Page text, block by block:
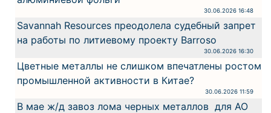
30.06.2026 16:48
Savannah Resources преодолела судебный запрет
на работы по литиевому проекту Barroso
30.06.2026 16:30
Цветные металлы не слишком впечатлены ростом
промышленной активности в Китае?
30.06.2026 11:59
В мае ж/д завоз лома черных металлов для АО